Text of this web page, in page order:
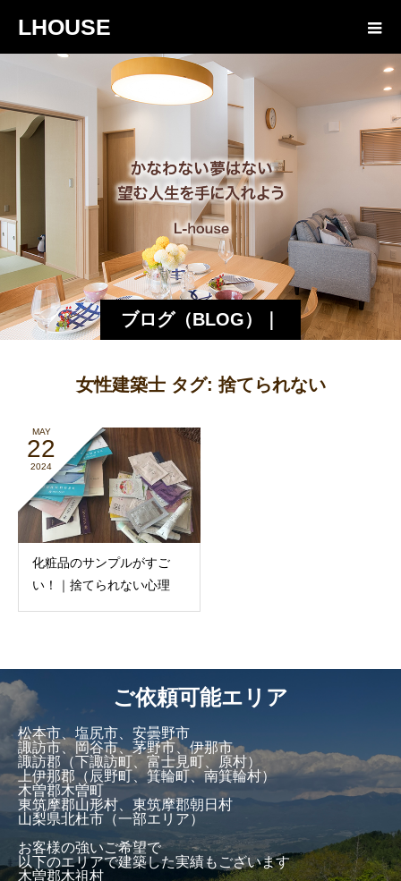
LHOUSE
ブログ（BLOG）｜
エルハウス
女性建築士 タグ: 捨てられない
MAY
22
2024
化粧品のサンプルがすご
い！｜捨てられない心理
ご依頼可能エリア
松本市、塩尻市、安曇野市
諏訪市、岡谷市、茅野市、伊那市
諏訪郡（下諏訪町、富士見町、原村）
上伊那郡（辰野町、箕輪町、南箕輪村）
木曽郡木曽町
東筑摩郡山形村、東筑摩郡朝日村
山梨県北杜市（一部エリア）
お客様の強いご希望で
以下のエリアで建築した実績もございます
木曽郡木祖村